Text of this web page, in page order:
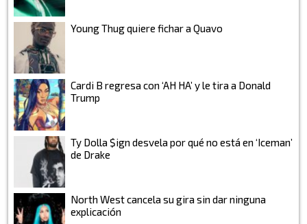
Young Thug quiere fichar a Quavo
Cardi B regresa con ‘AH HA’ y le tira a Donald
Trump
Ty Dolla $ign desvela por qué no está en ‘Iceman’
de Drake
North West cancela su gira sin dar ninguna
explicación